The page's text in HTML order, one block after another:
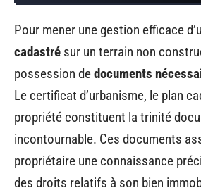
Pour mener une gestion efficace
cadastré sur un terrain non
possession dedocuments
Le certificat d’urbanisme, le plan
propriété constituent la trinité
incontournable. Ces documents
propriétaire une connaissance
des droits relatifs à son bien